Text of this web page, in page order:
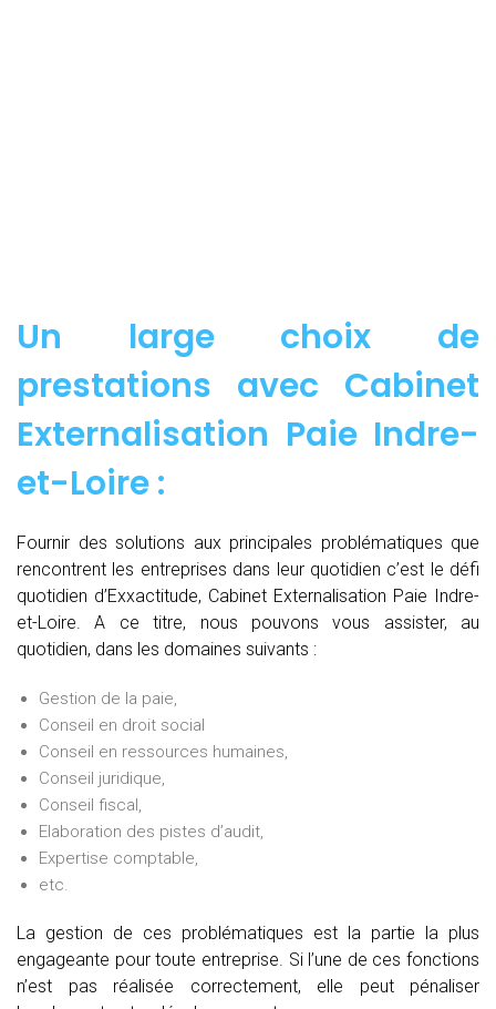
Un large choix de
prestations avec Cabinet
Externalisation Paie Indre-
et-Loire :
Fournir des solutions aux principales problématiques que
rencontrent les entreprises dans leur quotidien c’est le défi
quotidien d’Exxactitude, Cabinet Externalisation Paie Indre-
et-Loire. A ce titre, nous pouvons vous assister, au
quotidien, dans les domaines suivants :
Gestion de la paie,
Conseil en droit social
Conseil en ressources humaines,
Conseil juridique,
Conseil fiscal,
Elaboration des pistes d’audit,
Expertise comptable,
etc.
La gestion de ces problématiques est la partie la plus
engageante pour toute entreprise. Si l’une de ces fonctions
n’est pas réalisée correctement, elle peut pénaliser